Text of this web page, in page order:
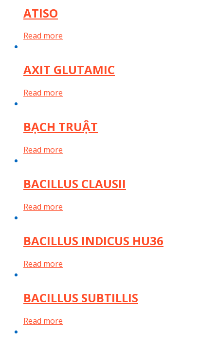
ATISO
Read more
AXIT GLUTAMIC
Read more
BẠCH TRUẬT
Read more
BACILLUS CLAUSII
Read more
BACILLUS INDICUS HU36
Read more
BACILLUS SUBTILLIS
Read more